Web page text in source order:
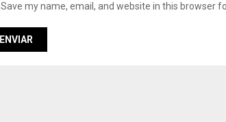
Save my name, email, and website in this browser